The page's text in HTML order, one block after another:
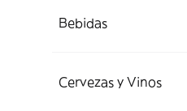
Bebidas
Cervezas y Vinos